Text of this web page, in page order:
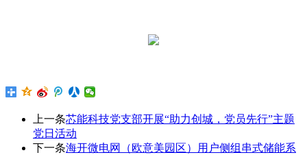
上一条芯能科技党支部开展“助力创城，党员先行”主题
党日活动
下一条海开微电网（欧意美园区）用户侧组串式储能系